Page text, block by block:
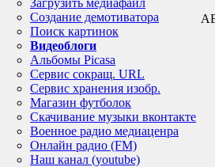
Создание демотиватора
Поиск картинок
Видеоблоги
Альбомы Picasa
Сервис сокращ. URL
Сервис хранения изобр.
Магазин футболок
Скачивание музыки вконтакте
Военное радио медиаценра
Онлайн радио (FM)
Наш канал (youtube)